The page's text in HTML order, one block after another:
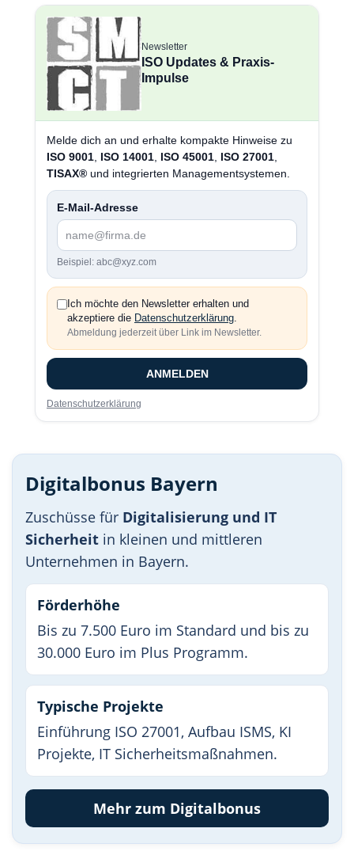
Newsletter
ISO Updates & Praxis-
Impulse
Melde dich an und erhalte kompakte Hinweise zu
ISO 9001, ISO 14001, ISO 45001, ISO 27001,
TISAX® und integrierten Managementsystemen.
E-Mail-Adresse
Beispiel: abc@xyz.com
Ich möchte den Newsletter erhalten und
akzeptiere die Datenschutzerklärung.
Abmeldung jederzeit über Link im Newsletter.
ANMELDEN
Datenschutzerklärung
Digitalbonus Bayern
Zuschüsse für Digitalisierung und IT
Sicherheit in kleinen und mittleren
Unternehmen in Bayern.
Förderhöhe
Bis zu 7.500 Euro im Standard und bis zu
30.000 Euro im Plus Programm.
Typische Projekte
Einführung ISO 27001, Aufbau ISMS, KI
Projekte, IT Sicherheitsmaßnahmen.
Mehr zum Digitalbonus